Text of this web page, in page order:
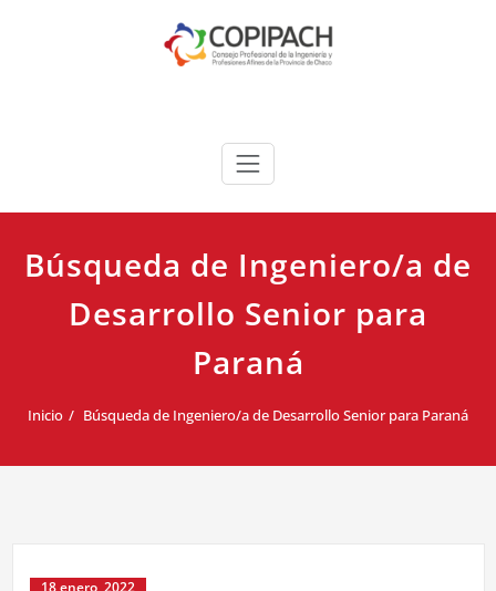
Búsqueda de Ingeniero/a de
Desarrollo Senior para
Paraná
Inicio Búsqueda de Ingeniero/a de Desarrollo Senior para Paraná
18 enero, 2022